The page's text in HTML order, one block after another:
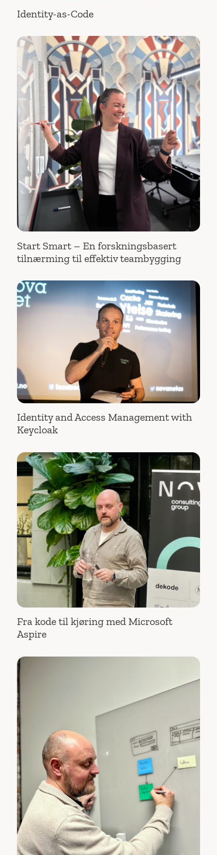
Identity-as-Code
Start Smart – En forskningsbasert
tilnærming til effektiv teambygging
Identity and Access Management with
Keycloak
Fra kode til kjøring med Microsoft
Aspire